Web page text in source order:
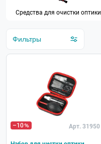
Средства для очистки оптики
Фильтры
–10 Арт. 31950